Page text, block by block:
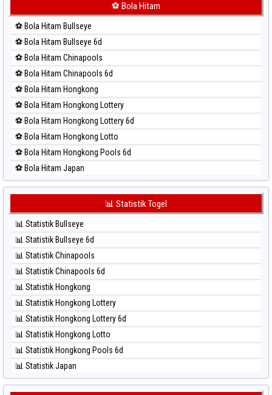
⚽ Bola Merah Kuda Lari
⚽ Bola Merah Magnum Cambodia
⚽ Bola Merah Nagoya
⚽ Bola Merah North Carolina Day
⚽ Bola Merah Pcso
⚽ Bola Merah Sao Paulo
⚽ Bola Merah Singapore
⚽ Bola Merah Sydney
⚽ Bola Merah Sydney Lottery
⚽ Bola Merah Sydney Lottery 6d
⚽ Bola Merah Sydney Lotto
⚽ Bola Merah Taiwan
⚽ Bola Hitam
⚽ Bola Hitam Bullseye
⚽ Bola Hitam Bullseye 6d
⚽ Bola Hitam Chinapools
⚽ Bola Hitam Chinapools 6d
⚽ Bola Hitam Hongkong
⚽ Bola Hitam Hongkong Lottery
⚽ Bola Hitam Hongkong Lottery 6d
⚽ Bola Hitam Hongkong Lotto
⚽ Bola Hitam Hongkong Pools 6d
⚽ Bola Hitam Japan
⚽ Bola Hitam Japan 6d
⚽ Bola Hitam Kuda Lari
⚽ Bola Hitam Magnum Cambodia
⚽ Bola Hitam Nagoya
⚽ Bola Hitam North Carolina Day
⚽ Bola Hitam Pcso
⚽ Bola Hitam Sao Paulo
⚽ Bola Hitam Singapore
⚽ Bola Hitam Sydney
⚽ Bola Hitam Sydney Lottery
⚽ Bola Hitam Sydney Lottery 6d
⚽ Bola Hitam Sydney Lotto
📊 Statistik Togel
📊 Statistik Bullseye
📊 Statistik Bullseye 6d
📊 Statistik Chinapools
📊 Statistik Chinapools 6d
📊 Statistik Hongkong
📊 Statistik Hongkong Lottery
📊 Statistik Hongkong Lottery 6d
📊 Statistik Hongkong Lotto
📊 Statistik Hongkong Pools 6d
📊 Statistik Japan
📊 Statistik Japan 6d